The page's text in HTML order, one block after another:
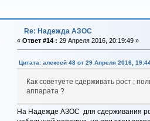
Re: Надежда АЗОС
« Ответ #14 : 29 Апреля 2016, 20:19:49 »
Цитата: алексей 48 от 29 Апреля 2016,
Как советуете сдерживать рост ;
аппарата ?
На Надежде АЗОС для сдерживания